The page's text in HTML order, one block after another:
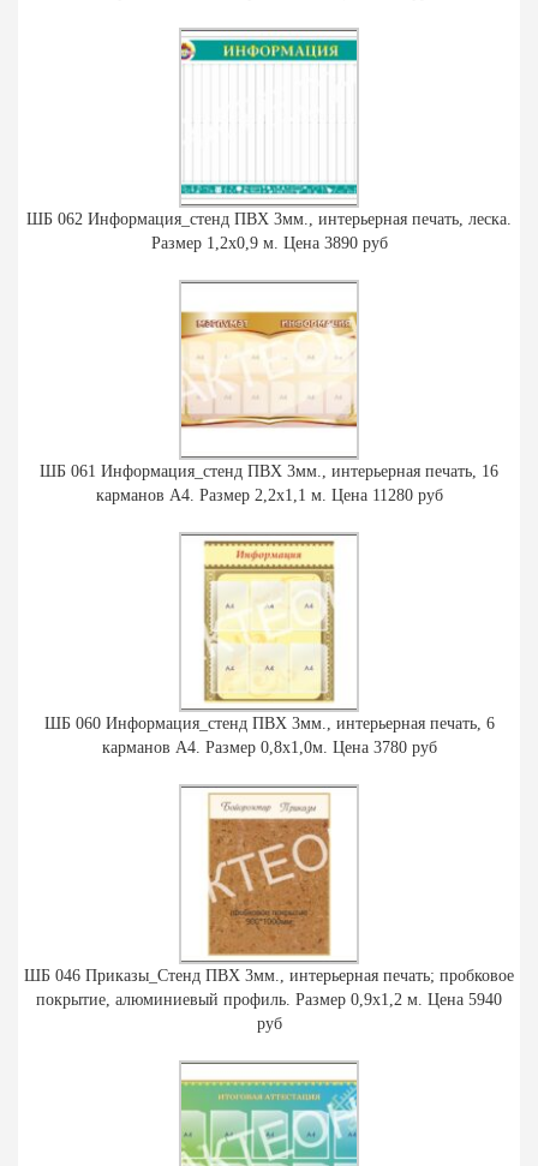
ШБ 062 Информация_стенд ПВХ 3мм., интерьерная печать, леска.
Размер 1,2х0,9 м. Цена 3890 руб
ШБ 061 Информация_стенд ПВХ 3мм., интерьерная печать, 16
карманов А4. Размер 2,2х1,1 м. Цена 11280 руб
ШБ 060 Информация_стенд ПВХ 3мм., интерьерная печать, 6
карманов А4. Размер 0,8х1,0м. Цена 3780 руб
ШБ 046 Приказы_Стенд ПВХ 3мм., интерьерная печать; пробковое
покрытие, алюминиевый профиль. Размер 0,9х1,2 м. Цена 5940
руб